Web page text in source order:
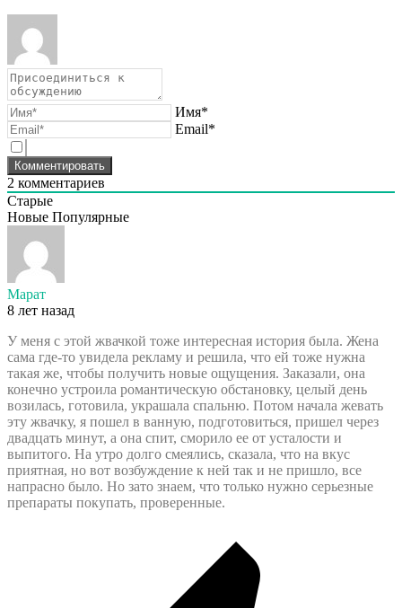
Имя*
Email*
2 комментариев
Старые
Новые Популярные
Марат
8 лет назад
У меня с этой жвачкой тоже интересная история была. Жена
сама где-то увидела рекламу и решила, что ей тоже нужна
такая же, чтобы получить новые ощущения. Заказали, она
конечно устроила романтическую обстановку, целый день
возилась, готовила, украшала спальню. Потом начала жевать
эту жвачку, я пошел в ванную, подготовиться, пришел через
двадцать минут, а она спит, сморило ее от усталости и
выпитого. На утро долго смеялись, сказала, что на вкус
приятная, но вот возбуждение к ней так и не пришло, все
напрасно было. Но зато знаем, что только нужно серьезные
препараты покупать, проверенные.